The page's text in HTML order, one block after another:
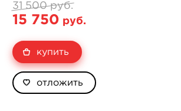
31 500 руб.
15 750 руб.
купить
отложить